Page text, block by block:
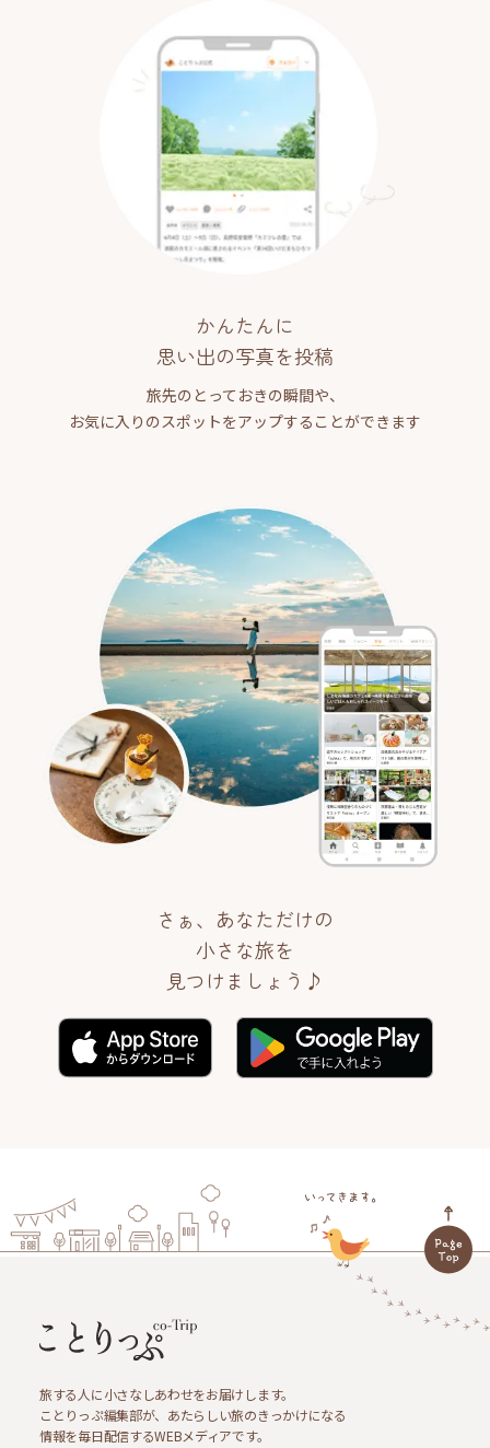
かんたんに
思い出の写真を投稿
旅先のとっておきの瞬間や、
お気に入りのスポットをアップすることができます
さぁ、あなただけの
小さな旅を
見つけましょう♪
旅する人に小さなしあわせをお届けします。
ことりっぷ編集部が、あたらしい旅のきっかけになる
情報を毎日配信するWEBメディアです。